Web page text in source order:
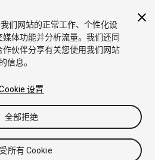
论坛 Asset Store
们网站的正常工作、个性化设
体功能并分析流量。我们还同
伙伴分享有关您使用我们网站
的信息。
设置
全部拒绝
所有 Cookie